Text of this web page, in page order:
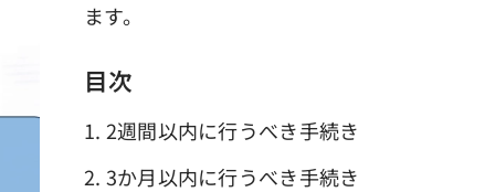
ます。
目次
1. 2週間以内に行うべき手続き
2. 3か月以内に行うべき手続き